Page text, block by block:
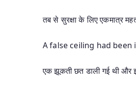
तब से सुरक्षा के लिए एकमात्र
A false ceiling had
एक झूकती छत डाली गई थी और